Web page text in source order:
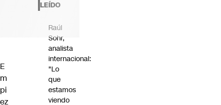
E
m
pi
ez
LEÍDO
Raúl
Sohr,
analista
internacional:
"Lo
que
estamos
viendo